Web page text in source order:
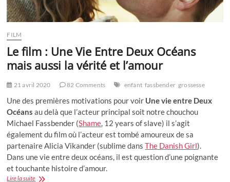
FILM
Le film : Une Vie Entre Deux Océans
mais aussi la vérité et l’amour
21 avril 2020 82 Comments enfant fassbender grossesse
Une des premières motivations pour voir Une vie entre Deux
Océans au delà que l’acteur principal soit notre chouchou
Michael Fassbender (Shame, 12 years of slave) il s’agit
également du film où l’acteur est tombé amoureux de sa
partenaire Alicia Vikander (sublime dansThe Danish Girl).
Dans une vie entre deux océans, il est question d’une poignante
et touchante histoire d’amour.
Lire la suiteLe